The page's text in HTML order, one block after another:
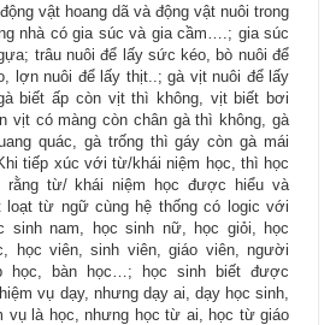
vật hoang dã và động vật nuôi trong
nhà có gia súc và gia cầm….; gia súc
trâu nuôi để lấy sức kéo, bò nuôi để
lợn nuôi để lấy thịt..; gà vịt nuôi để lấy
biết ấp còn vịt thì không, vịt biết bơi
vịt có màng còn chân gà thì không, gà
quác, gà trống thì gáy còn gà mái
tiếp xúc với từ/khái niệm học, thì học
từ/ khái niệm học được hiểu và
từ ngữ cùng hệ thống có logic với
sinh nam, học sinh nữ, học giỏi, học
học viên, sinh viên, giáo viên, người
học, bàn học…; học sinh biết được
vụ dạy, nhưng dạy ai, dạy học sinh,
vụ là học, nhưng học từ ai, học từ giáo